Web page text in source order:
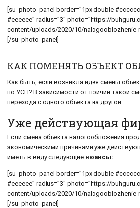
[su_photo_panel border=”1px double
#eeeeee” radius=”3″ photo=”https://
content/uploads/2020/10/nalogooblozhenie-
[/su_photo_panel]
КАК ПОМЕНЯТЬ ОБЪЕКТ
Как быть, если возникла идея смены
по УСН? В зависимости от причин такой
перехода с одного объекта на другой.
Уже действующая
Если смена объекта налогообложения
экономическими причинами уже
иметь в виду следующие нюансы:
[su_photo_panel border=”1px double
#eeeeee” radius=”3″ photo=”https://
content/uploads/2020/10/nalogooblozhenie-
[/su_photo_panel]